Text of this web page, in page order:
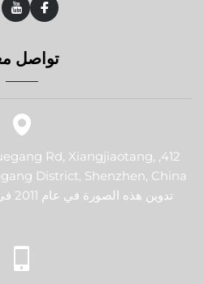
تواصل
Xuegang Rd, Xiangjiaotang,
تدوين هذه الصورة في عام 2011 في منطقة الشنجان، الصين.